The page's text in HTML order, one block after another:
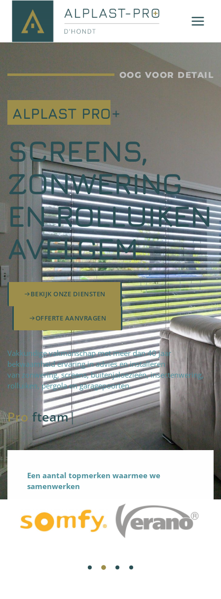
OOG VOOR DETAIL
ALPLAST PRO+
SCREENS,
ZONWERING
EN ROLLUIKEN
AVELGEM
BEKIJK ONZE DIENSTEN
OFFERTE AANVRAGEN
Vakkundige vakmanschap met meer dan 40 jaar
bekwaamheid ervaring in advies en installeren
van zonwering, screens, buitenjaloezieën, insectenwering,
rolluiken, pergola en garagepoorten.
Pro fteam
Een aantal topmerken waarmee we
samenwerken